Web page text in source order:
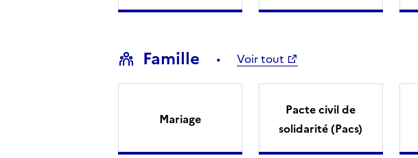
Famille Voir tout
Mariage
Pacte civil de
solidarité (Pacs)